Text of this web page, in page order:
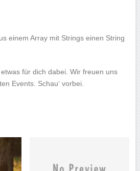
einem Array mit Strings einen String
für dich dabei. Wir freuen uns
Events. Schau‘ vorbei.